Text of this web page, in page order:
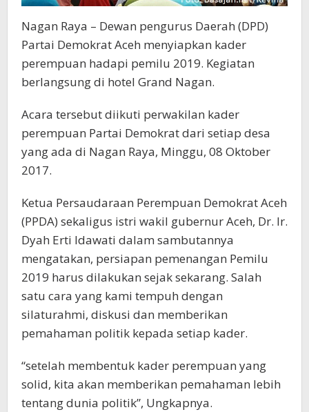
Nagan Raya – Dewan pengurus Daerah (DPD)
Partai Demokrat Aceh menyiapkan kader
perempuan hadapi pemilu 2019. Kegiatan
berlangsung di hotel Grand Nagan.
Acara tersebut diikuti perwakilan kader
perempuan Partai Demokrat dari setiap desa
yang ada di Nagan Raya, Minggu, 08 Oktober
2017.
Ketua Persaudaraan Perempuan Demokrat Aceh
(PPDA) sekaligus istri wakil gubernur Aceh, Dr. Ir.
Dyah Erti Idawati dalam sambutannya
mengatakan, persiapan pemenangan Pemilu
2019 harus dilakukan sejak sekarang. Salah
satu cara yang kami tempuh dengan
silaturahmi, diskusi dan memberikan
pemahaman politik kepada setiap kader.
“setelah membentuk kader perempuan yang
solid, kita akan memberikan pemahaman lebih
tentang dunia politik”, Ungkapnya.